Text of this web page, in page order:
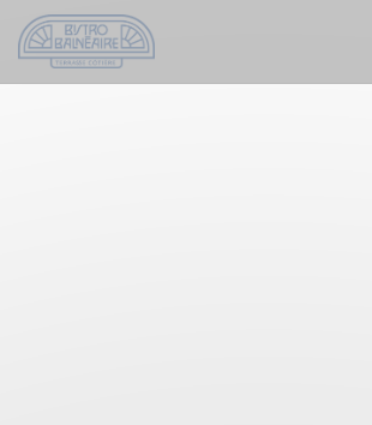
Painel de Gerenciamento de Cookies